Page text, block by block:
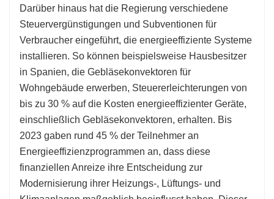
Darüber hinaus hat die Regierung verschiedene
Steuervergünstigungen und Subventionen für
Verbraucher eingeführt, die energieeffiziente Systeme
installieren. So können beispielsweise Hausbesitzer
in Spanien, die Gebläsekonvektoren für
Wohngebäude erwerben, Steuererleichterungen von
bis zu 30 % auf die Kosten energieeffizienter Geräte,
einschließlich Gebläsekonvektoren, erhalten. Bis
2023 gaben rund 45 % der Teilnehmer an
Energieeffizienzprogrammen an, dass diese
finanziellen Anreize ihre Entscheidung zur
Modernisierung ihrer Heizungs-, Lüftungs- und